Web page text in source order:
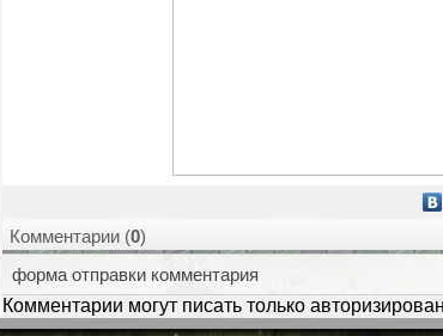
Комментарии (0)
форма отправки комментария
Комментарии могут писать только